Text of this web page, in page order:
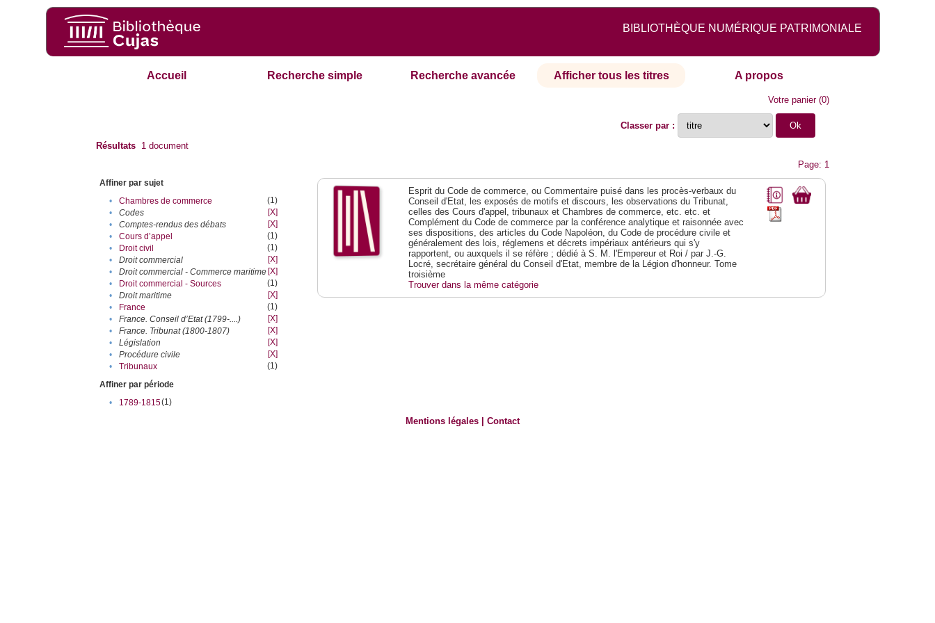
BIBLIOTHÈQUE NUMÉRIQUE PATRIMONIALE
Accueil Recherche simple Recherche avancée Afficher tous les titres A propos
Votre panier(0)
Classer par :
Résultats 1 document
Page: 1
Affiner par sujet
•
Chambres de commerce
(1)
•
Codes
[X]
•
Comptes-rendus des débats
[X]
•
Cours d’appel
(1)
•
Droit civil
(1)
•
Droit commercial
[X]
•
Droit commercial - Commerce maritime [X]
•
Droit commercial - Sources
(1)
•
Droit maritime
[X]
•
France
(1)
•
France. Conseil d’Etat (1799-....)
[X]
•
France. Tribunat (1800-1807)
[X]
•
Législation
[X]
•
Procédure civile
[X]
•
Tribunaux
(1)
Affiner par période
•
1789-1815(1)
Esprit du Code de commerce, ou Commentaire puisé dans les procès-verbaux du
Conseil d'Etat, les exposés de motifs et discours, les observations du Tribunat,
celles des Cours d'appel, tribunaux et Chambres de commerce, etc. etc. et
Complément du Code de commerce par la conférence analytique et raisonnée avec
ses dispositions, des articles du Code Napoléon, du Code de procédure civile et
généralement des lois, réglemens et décrets impériaux antérieurs qui s'y
rapportent, ou auxquels il se réfère ; dédié à S. M. l'Empereur et Roi / par J.-G.
Locré, secrétaire général du Conseil d'Etat, membre de la Légion d'honneur. Tome
troisième
Trouver dans la même catégorie
Mentions légales |Contact